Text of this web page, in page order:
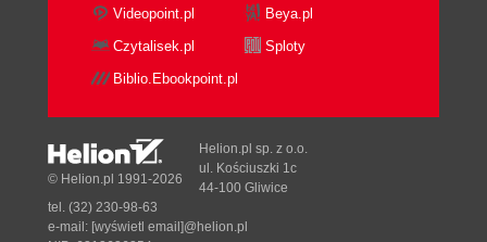
Videopoint.pl
Beya.pl
Czytalisek.pl
Sploty
Biblio.Ebookpoint.pl
© Helion.pl 1991-2026
Helion.pl sp. z o.o.
ul. Kościuszki 1c
44-100 Gliwice
tel. (32) 230-98-63
e-mail: [wyświetl email]@helion.pl